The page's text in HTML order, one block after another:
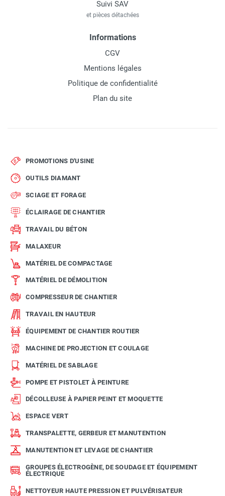
Suivi SAV
et pièces détachées
Informations
CGV
Mentions légales
Politique de confidentialité
Plan du site
PROMOTIONS D'USINE
OUTILS DIAMANT
SCIAGE ET FORAGE
ÉCLAIRAGE DE CHANTIER
TRAVAIL DU BÉTON
MALAXEUR
MATÉRIEL DE COMPACTAGE
MATÉRIEL DE DÉMOLITION
COMPRESSEUR DE CHANTIER
TRAVAIL EN HAUTEUR
ÉQUIPEMENT DE CHANTIER ROUTIER
MACHINE DE PROJECTION ET COULAGE
MATÉRIEL DE SABLAGE
POMPE ET PISTOLET À PEINTURE
DÉCOLLEUSE À PAPIER PEINT ET MOQUETTE
ESPACE VERT
TRANSPALETTE, GERBEUR ET MANUTENTION
MANUTENTION ET LEVAGE DE CHANTIER
GROUPES ÉLECTROGÈNE, DE SOUDAGE ET ÉQUIPEMENT
ÉLECTRIQUE
NETTOYEUR HAUTE PRESSION ET PULVÉRISATEUR